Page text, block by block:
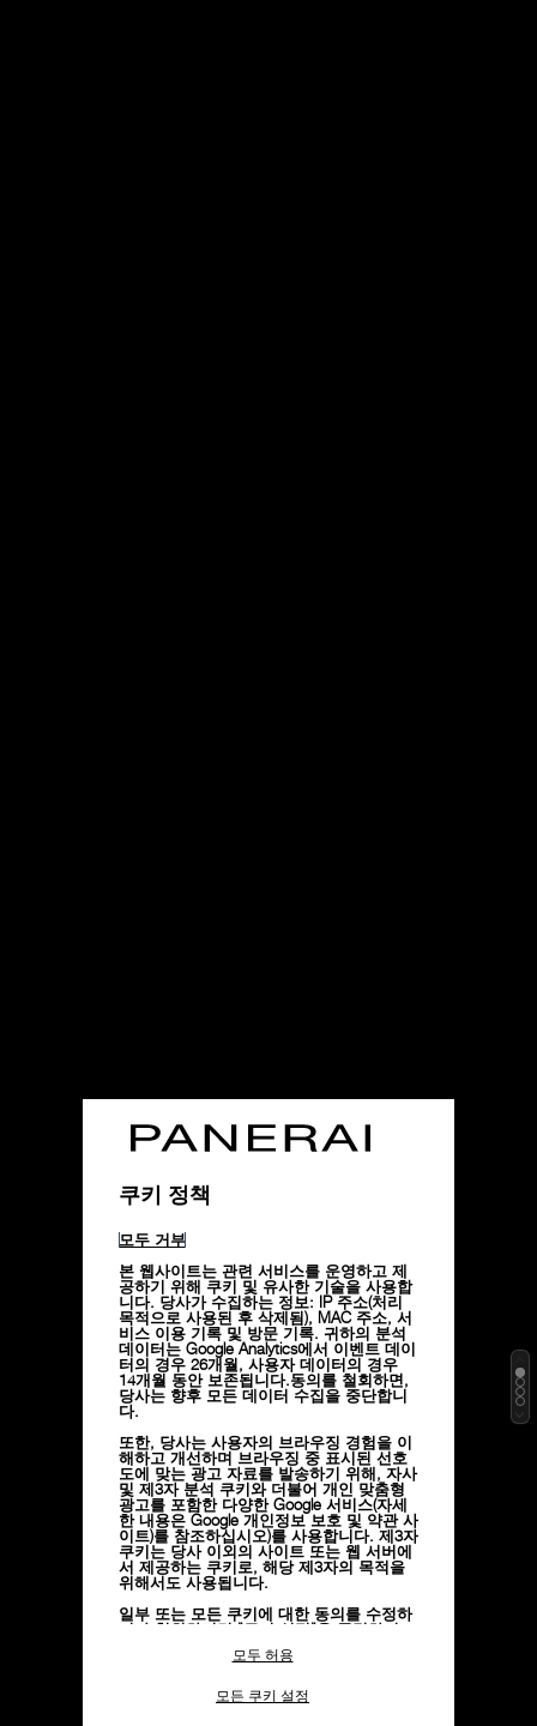
쿠키 정책
모두 거부
본 웹사이트는 관련 서비스를 운영하고 제
공하기 위해 쿠키 및 유사한 기술을 사용합
니다. 당사가 수집하는 정보: IP 주소(처리
목적으로 사용된 후 삭제됨), MAC 주소, 서
비스 이용 기록 및 방문 기록. 귀하의 분석
데이터는 Google Analytics에서 이벤트 데이
터의 경우 26개월, 사용자 데이터의 경우
14개월 동안 보존됩니다.동의를 철회하면,
당사는 향후 모든 데이터 수집을 중단합니
다.
또한, 당사는 사용자의 브라우징 경험을 이
해하고 개선하며 브라우징 중 표시된 선호
도에 맞는 광고 자료를 발송하기 위해, 자사
및 제3자 분석 쿠키와 더불어 개인 맞춤형
광고를 포함한 다양한 Google 서비스(자세
한 내용은 Google 개인정보 보호 및 약관 사
이트)를 참조하십시오)를 사용합니다. 제3자
쿠키는 당사 이외의 사이트 또는 웹 서버에
서 제공하는 쿠키로, 해당 제3자의 목적을
위해서도 사용됩니다.
일부 또는 모든 쿠키에 대한 동의를 수정하
거나 철회하려면 "쿠키 설정"을 클릭하거
수집하는 정보" 섹션을 참조하여 자세히 알
모든 쿠키의 사용에 동의하시려면 "모두 허
모두 허용
모든 쿠키 설정